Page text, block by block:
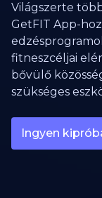
Világszerte
GetFIT App-
fitneszcéljai
bővülő
szükséges
Ingyen